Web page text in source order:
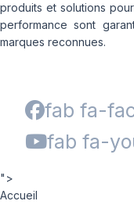
produits et solutions
performance sont
marques reconnues.
fab fa-
fab fa-
">
Accueil